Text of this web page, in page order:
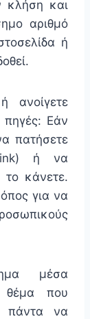
κλήση και
αριθμό
ή
ανοίγετε
Εάν
πατήσετε
ή να
το κάνετε.
για να
μέσα
θέμα που
πάντα να